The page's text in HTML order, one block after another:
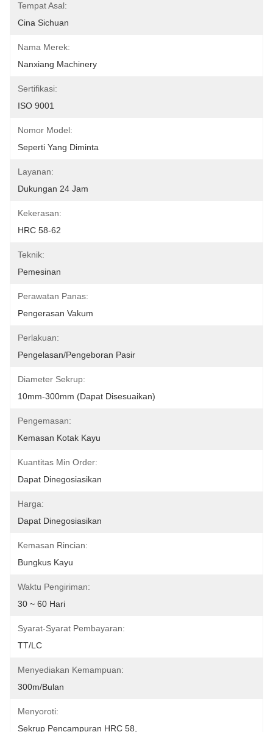
Tempat Asal:
Cina Sichuan
Nama Merek:
Nanxiang Machinery
Sertifikasi:
ISO 9001
Nomor Model:
Seperti Yang Diminta
Layanan:
Dukungan 24 Jam
Kekerasan:
HRC 58-62
Teknik:
Pemesinan
Perawatan Panas:
Pengerasan Vakum
Perlakuan:
Pengelasan/Pengeboran Pasir
Diameter Sekrup:
10mm-300mm (Dapat Disesuaikan)
Pengemasan:
Kemasan Kotak Kayu
Kuantitas Min Order:
Dapat Dinegosiasikan
Harga:
Dapat Dinegosiasikan
Kemasan Rincian:
Bungkus Kayu
Waktu Pengiriman:
30 ~ 60 Hari
Syarat-Syarat Pembayaran:
TT/LC
Menyediakan Kemampuan:
300m/Bulan
Menyoroti:
Sekrup Pencampuran HRC 58